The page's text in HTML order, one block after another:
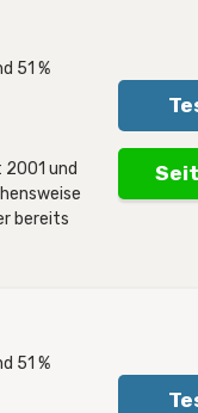
51 %
und
bereits
51 %